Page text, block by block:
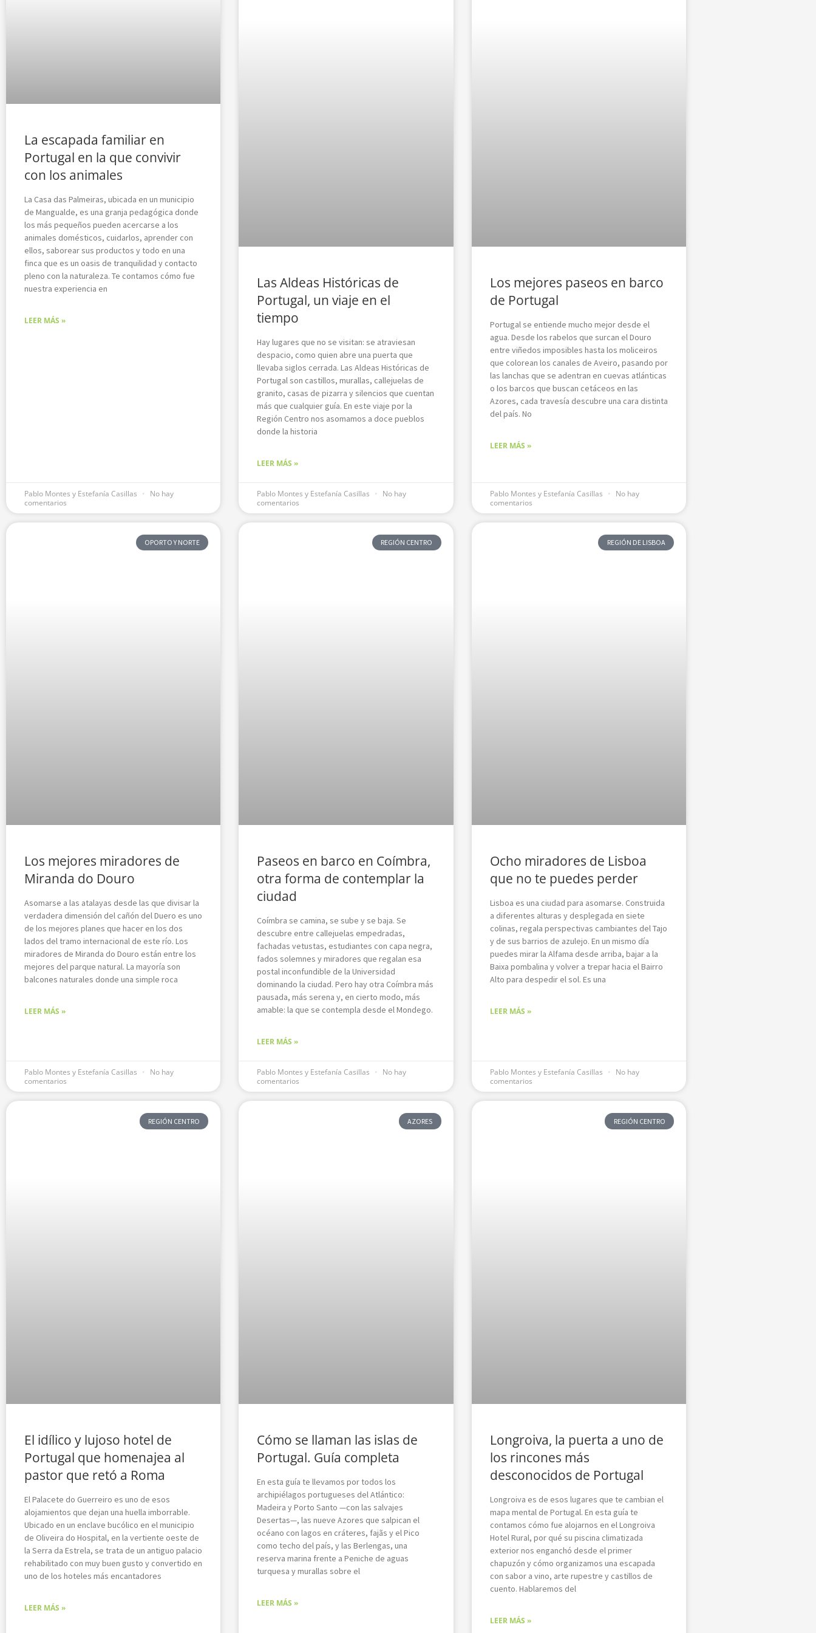
La escapada familiar en
Portugal en la que convivir
con los animales
La Casa das Palmeiras, ubicada en un municipio
de Mangualde, es una granja pedagógica donde
los más pequeños pueden acercarse a los
animales domésticos, cuidarlos, aprender con
ellos, saborear sus productos y todo en una
finca que es un oasis de tranquilidad y contacto
pleno con la naturaleza. Te contamos cómo fue
nuestra experiencia en
LEER MÁS »
Pablo Montes y Estefanía Casillas
No hay
comentarios
Las Aldeas Históricas de
Portugal, un viaje en el
tiempo
Hay lugares que no se visitan: se atraviesan
despacio, como quien abre una puerta que
llevaba siglos cerrada. Las Aldeas Históricas de
Portugal son castillos, murallas, callejuelas de
granito, casas de pizarra y silencios que cuentan
más que cualquier guía. En este viaje por la
Región Centro nos asomamos a doce pueblos
donde la historia
LEER MÁS »
Pablo Montes y Estefanía Casillas
No hay
comentarios
Los mejores paseos en barco
de Portugal
Portugal se entiende mucho mejor desde el
agua. Desde los rabelos que surcan el Douro
entre viñedos imposibles hasta los moliceiros
que colorean los canales de Aveiro, pasando por
las lanchas que se adentran en cuevas atlánticas
o los barcos que buscan cetáceos en las
Azores, cada travesía descubre una cara distinta
del país. No
LEER MÁS »
Pablo Montes y Estefanía Casillas
No hay
comentarios
OPORTO Y NORTE
Los mejores miradores de
Miranda do Douro
Asomarse a las atalayas desde las que divisar la
verdadera dimensión del cañón del Duero es uno
de los mejores planes que hacer en los dos
lados del tramo internacional de este río. Los
miradores de Miranda do Douro están entre los
mejores del parque natural. La mayoría son
balcones naturales donde una simple roca
LEER MÁS »
Pablo Montes y Estefanía Casillas
No hay
comentarios
REGIÓN CENTRO
Paseos en barco en Coímbra,
otra forma de contemplar la
ciudad
Coímbra se camina, se sube y se baja. Se
descubre entre callejuelas empedradas,
fachadas vetustas, estudiantes con capa negra,
fados solemnes y miradores que regalan esa
postal inconfundible de la Universidad
dominando la ciudad. Pero hay otra Coímbra más
pausada, más serena y, en cierto modo, más
amable: la que se contempla desde el Mondego.
LEER MÁS »
Pablo Montes y Estefanía Casillas
No hay
comentarios
REGIÓN DE LISBOA
Ocho miradores de Lisboa
que no te puedes perder
Lisboa es una ciudad para asomarse. Construida
a diferentes alturas y desplegada en siete
colinas, regala perspectivas cambiantes del Tajo
y de sus barrios de azulejo. En un mismo día
puedes mirar la Alfama desde arriba, bajar a la
Baixa pombalina y volver a trepar hacia el Bairro
Alto para despedir el sol. Es una
LEER MÁS »
Pablo Montes y Estefanía Casillas
No hay
comentarios
REGIÓN CENTRO
El idílico y lujoso hotel de
Portugal que homenajea al
pastor que retó a Roma
El Palacete do Guerreiro es uno de esos
alojamientos que dejan una huella imborrable.
Ubicado en un enclave bucólico en el municipio
de Oliveira do Hospital, en la vertiente oeste de
la Serra da Estrela, se trata de un antiguo palacio
rehabilitado con muy buen gusto y convertido en
uno de los hoteles más encantadores
LEER MÁS »
AZORES
Cómo se llaman las islas de
Portugal. Guía completa
En esta guía te llevamos por todos los
archipiélagos portugueses del Atlántico:
Madeira y Porto Santo —con las salvajes
Desertas—, las nueve Azores que salpican el
océano con lagos en cráteres, fajãs y el Pico
como techo del país, y las Berlengas, una
reserva marina frente a Peniche de aguas
turquesa y murallas sobre el
LEER MÁS »
REGIÓN CENTRO
Longroiva, la puerta a uno de
los rincones más
desconocidos de Portugal
Longroiva es de esos lugares que te cambian el
mapa mental de Portugal. En esta guía te
contamos cómo fue alojarnos en el Longroiva
Hotel Rural, por qué su piscina climatizada
exterior nos enganchó desde el primer
chapuzón y cómo organizamos una escapada
con sabor a vino, arte rupestre y castillos de
cuento. Hablaremos del
LEER MÁS »